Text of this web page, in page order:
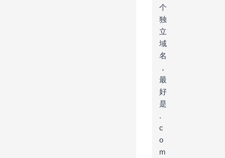
个
独
立
域
名
，
最
好
是
.
c
o
m